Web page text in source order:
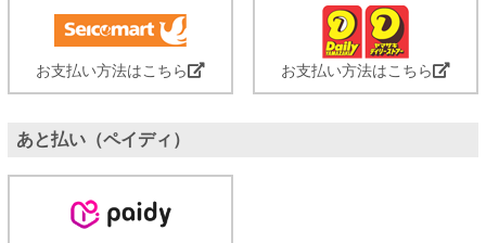
お支払い方法はこちら お支払い方法はこちら
あと払い（ペイディ）